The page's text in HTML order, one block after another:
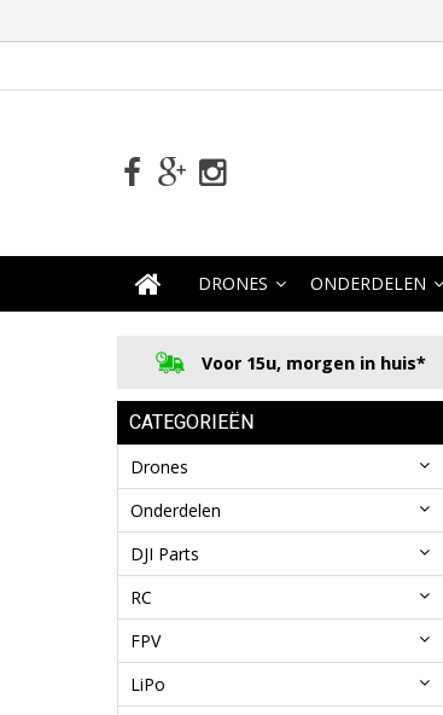
DRONES ONDERDELEN
Voor 15u, morgen in huis*
CATEGORIEËN
Drones
Onderdelen
DJI Parts
RC
FPV
LiPo